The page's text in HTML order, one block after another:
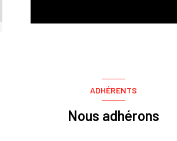
ADHÉRENTS
Nous adhérons